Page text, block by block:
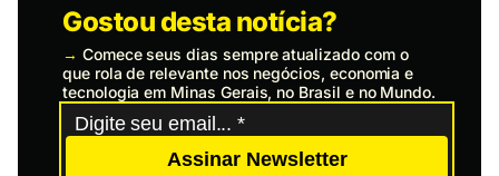
Gostou desta notícia?
→ Comece seus dias sempre atualizado com o
que rola de relevante nos negócios, economia e
tecnologia em Minas Gerais, no Brasil e no Mundo.
Assinar Newsletter